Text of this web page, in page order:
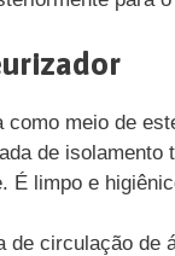
como meio de
de
É limpo e
de circulação